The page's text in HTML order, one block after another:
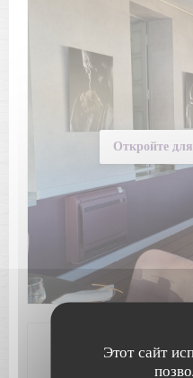
Этот сайт
Откройте
Общая